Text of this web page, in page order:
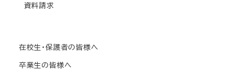
資料請求
在校生・保護者の皆様へ
卒業生の皆様へ